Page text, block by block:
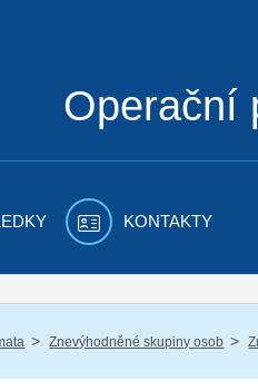
Operační
KONTAKTY
/ Znevýhodněné skupiny osob /